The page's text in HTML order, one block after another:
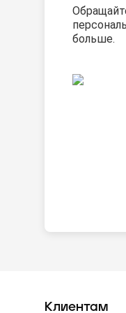
больше.
Клиентам